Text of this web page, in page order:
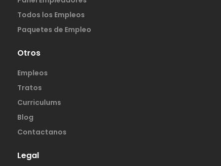
Todos los Empleos
Paquetes de Empleo
Otros
Empleos
Tratos
Curriculums
Blog
Contactanos
Legal